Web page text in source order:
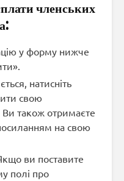
членських
у форму нижче
натисніть
свою
також отримаєте
на свою
ви поставите
полі про